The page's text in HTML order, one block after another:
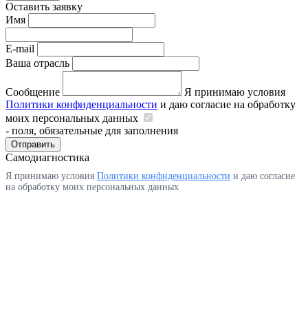
Оставить заявку
Имя
E-mail
Ваша отрасль
Сообщение
Я принимаю условия
Политики конфиденциальности и даю согласие на обработку
моих персональных данных
- поля, обязательные для заполнения
Отправить
Самодиагностика
Я принимаю условия Политики конфиденциальности и даю согласие
на обработку моих персональных данных